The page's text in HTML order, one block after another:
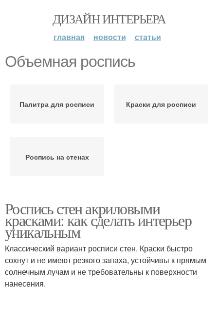
ДИЗАЙН ИНТЕРЬЕРА
главная новости статьи
Объемная роспись
Палитра для росписи Краски для росписи
Роспись на стенах
Роспись стен акриловыми
красками: как сделать интерьер
уникальным
Классический вариант росписи стен. Краски быстро
сохнут и не имеют резкого запаха, устойчивы к прямым
солнечным лучам и не требовательны к поверхности
нанесения.